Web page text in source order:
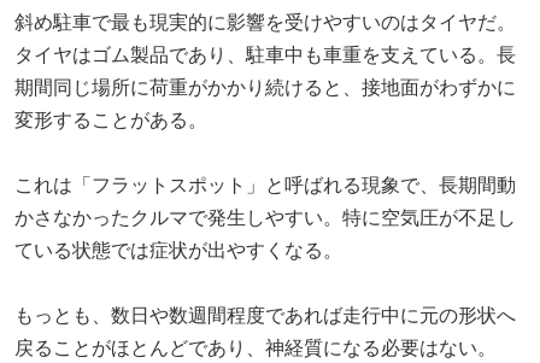
斜め駐車で最も現実的に影響を受けやすいのはタイヤだ。
タイヤはゴム製品であり、駐車中も車重を支えている。長
期間同じ場所に荷重がかかり続けると、接地面がわずかに
変形することがある。
これは「フラットスポット」と呼ばれる現象で、長期間動
かさなかったクルマで発生しやすい。特に空気圧が不足し
ている状態では症状が出やすくなる。
もっとも、数日や数週間程度であれば走行中に元の形状へ
戻ることがほとんどであり、神経質になる必要はない。